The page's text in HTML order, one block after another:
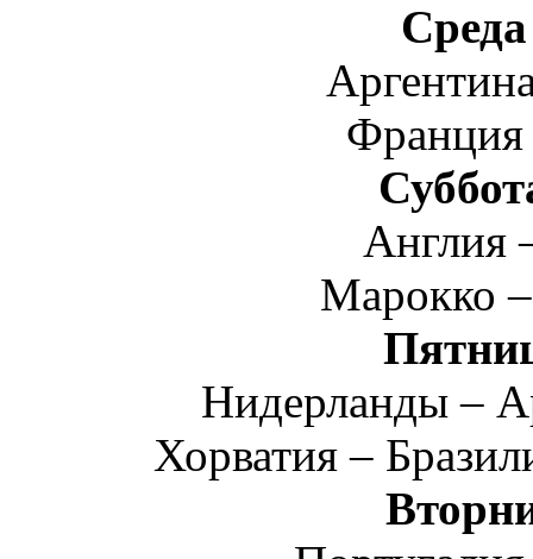
Англия
Марокко
Нидерланды –
Хорватия –